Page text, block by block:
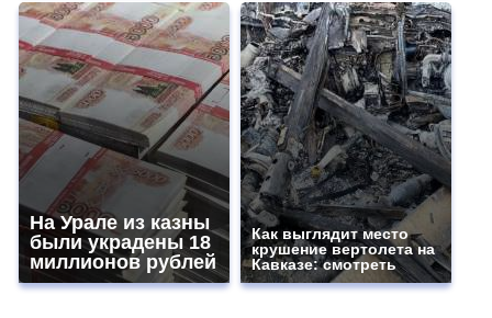
На Урале из казны
были украдены 18
миллионов рублей
Как выглядит место
крушение вертолета на
Кавказе: смотреть